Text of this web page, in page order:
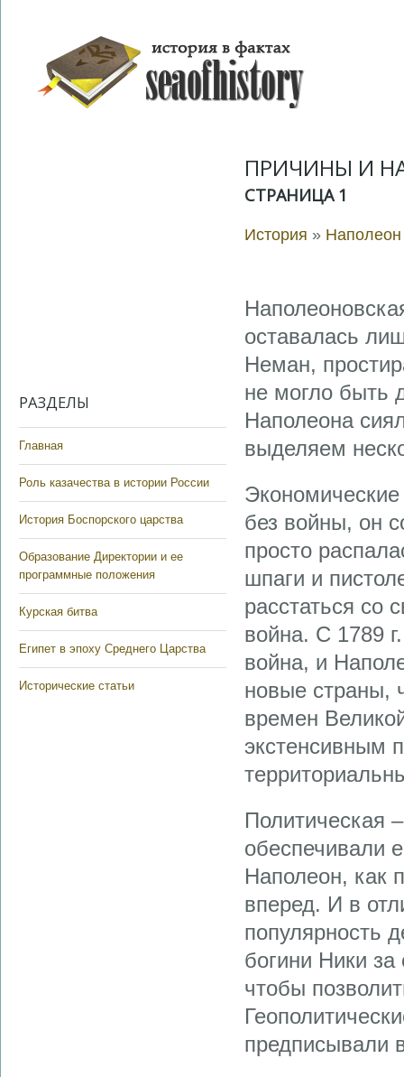
РАЗДЕЛЫ
Главная
Роль казачества в истории России
История Боспорского царства
Образование Директории и ее
программные положения
Курская битва
Египет в эпоху Среднего Царства
Исторические статьи
ПРИЧИНЫ И
СТРАНИЦА 1
История »
оставалась
Неман,
не могло быть
Наполеона
выделяем
без войны, он
просто
шпаги и
расстаться со
война. С 1789
война, и
новые страны,
времен
экстенсивным
Политическая
обеспечивали
Наполеон, как
вперед. И в
популярность
богини Ники
чтобы
предписывали